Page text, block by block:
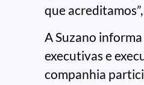
que
A Suzano
executivas e
companhia